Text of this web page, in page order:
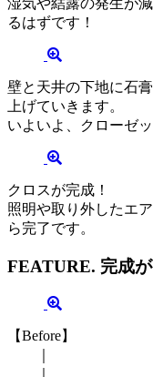
るはずです！
壁と天井の下地に石
上げていきます。
いよいよ、クローゼ
クロスが完成！
照明や取り外したエ
ら完了です。
FEATURE. 完成
【Before】